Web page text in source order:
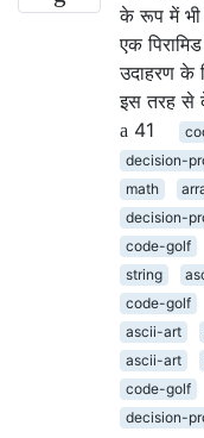
के रूप में भी
एक
उदाहरण के
इस तरह से
41
decision-
math
decision-
code-golf
string
code-golf
ascii-art
ascii-art
code-golf
decision-